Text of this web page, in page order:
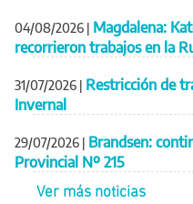
04/08/2026 | Magdalena:
recorrieron trabajos en la
31/07/2026 | Restricción de
Invernal
29/07/2026 | Brandsen:
Provincial Nº 215
Ver más noticias